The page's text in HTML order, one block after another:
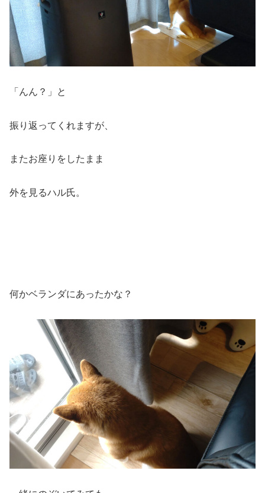
「んん？」と
振り返ってくれますが、
またお座りをしたまま
外を見るハル氏。
何かベランダにあったかな？